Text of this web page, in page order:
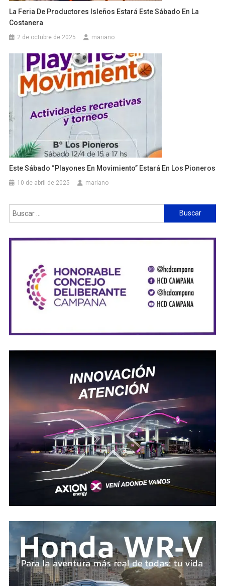
La Feria De Productores Isleños Estará Este Sábado En La
Costanera
2 de octubre de 2025 mariano
Este Sábado “Playones En Movimiento” Estará En Los Pioneros
10 de abril de 2025 mariano
Buscar: